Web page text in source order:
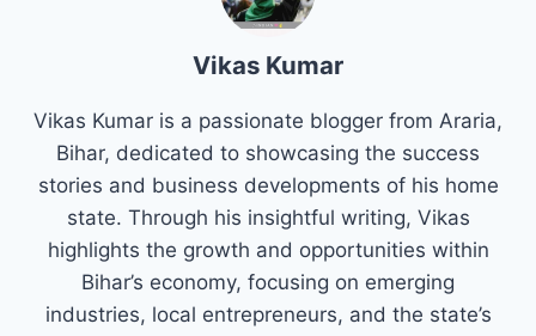
Vikas Kumar
Vikas Kumar is a passionate blogger from Araria,
Bihar, dedicated to showcasing the success
stories and business developments of his home
state. Through his insightful writing, Vikas
highlights the growth and opportunities within
Bihar’s economy, focusing on emerging
industries, local entrepreneurs, and the state’s